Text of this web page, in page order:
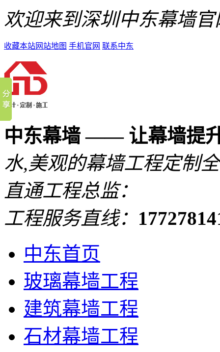
欢迎来到深圳中东幕墙官
收藏本站网站地图 手机官网 联系中东
中东幕墙 —— 让幕墙提
水,美观的幕墙工程定制
直通工程总监：
工程服务直线：
中东首页
玻璃幕墙工程
建筑幕墙工程
石材幕墙工程